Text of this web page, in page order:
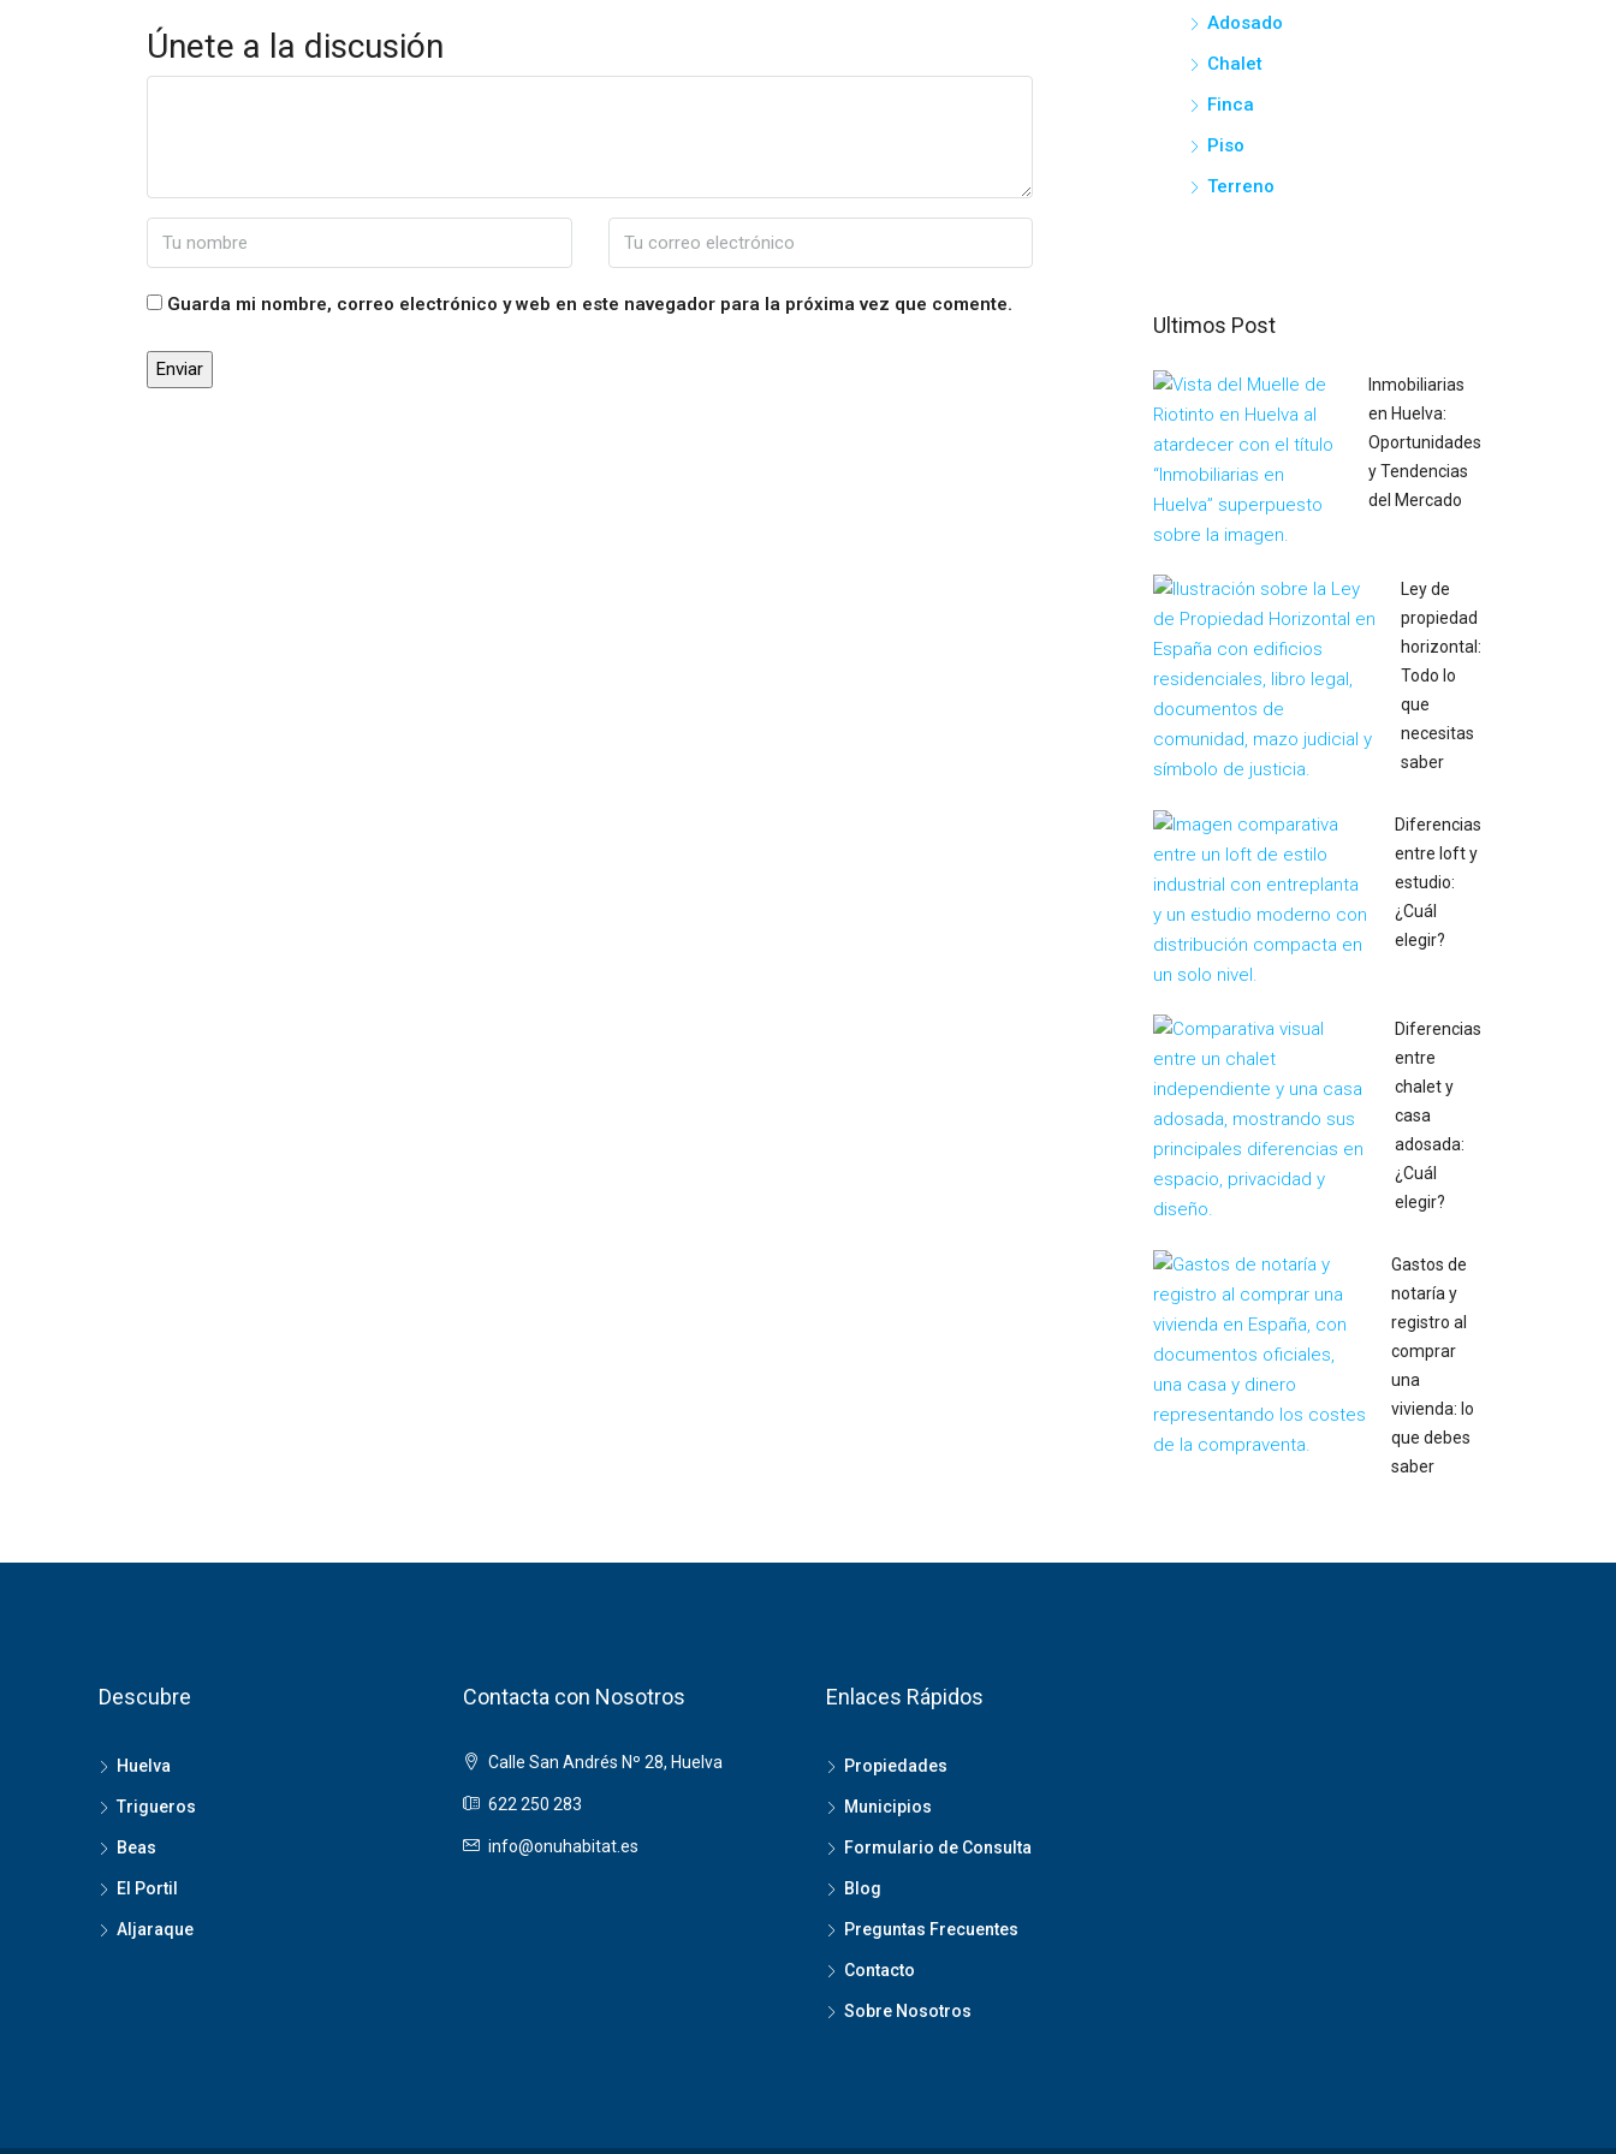
Únete a la discusión
Guarda mi nombre, correo electrónico y web en este navegador para la próxima vez que comente.
Adosado
Chalet
Finca
Piso
Terreno
Ultimos Post
Inmobiliarias
en Huelva:
Oportunidades
y Tendencias
del Mercado
Ley de
propiedad
horizontal:
Todo lo
que
necesitas
saber
Diferencias
entre loft y
estudio:
¿Cuál
elegir?
Diferencias
entre
chalet y
casa
adosada:
¿Cuál
elegir?
Gastos de
notaría y
registro al
comprar
una
vivienda: lo
que debes
saber
Descubre
Huelva
Trigueros
Beas
El Portil
Aljaraque
Contacta con Nosotros
Calle San Andrés Nº 28, Huelva
622 250 283
info@onuhabitat.es
Enlaces Rápidos
Propiedades
Municipios
Formulario de Consulta
Blog
Preguntas Frecuentes
Contacto
Sobre Nosotros